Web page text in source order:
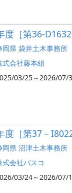
度［第36-
岡県 袋井土木事務所
式会社藤本組
03/25～2026/07/
度［第37－
岡県 沼津土木事務所
式会社パスコ
03/24～2026/07/